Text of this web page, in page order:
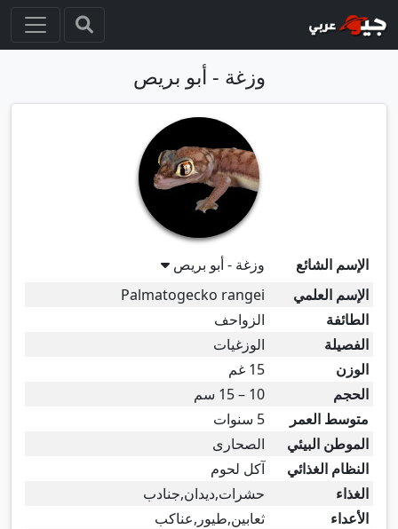
وزغة - أبو بريص
الإسم الشائع
وزغة - أبو بريص
الإسم العلمي
Palmatogecko rangei
الطائفة
الزواحف
الفصيلة
الوزغيات
الوزن
15 غم
الحجم
10 – 15 سم
متوسط العمر
5 سنوات
الموطن البيئي
الصحارى
النظام الغذائي
آكل لحوم
الغذاء
حشرات,ديدان,جنادب
الأعداء
ثعابين,طيور,عناكب